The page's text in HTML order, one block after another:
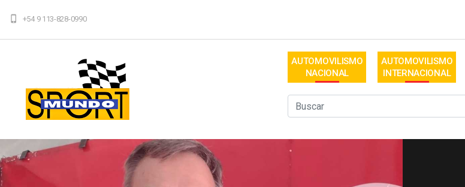
+54 9 113-828-0990
AUTOMOVILISMO
NACIONAL
AUTOMOVILISMO
INTERNACIONAL